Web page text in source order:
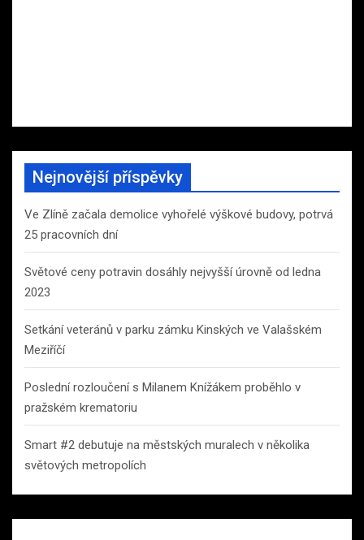
Nejnovější příspěvky
Ve Zlíně začala demolice vyhořelé výškové budovy, potrvá
25 pracovních dní
Světové ceny potravin dosáhly nejvyšší úrovně od ledna
2023
Setkání veteránů v parku zámku Kinských ve Valašském
Meziříčí
Poslední rozloučení s Milanem Knížákem proběhlo v
pražském krematoriu
Smart #2 debutuje na městských muralech v několika
světových metropolích